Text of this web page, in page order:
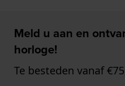
Meld u aan en
horloge!
Te besteden vanaf